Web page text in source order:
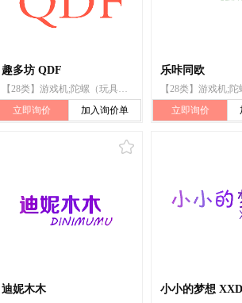
趣多坊 QDF
【28类】游戏机;陀螺（玩具）;国际象棋;羽毛球;锻炼身体器械;滑雪板;拳击手套;圣诞树架;钓鱼用具;遥控玩具汽车
立即询价
加入询价单
乐咔同欧
立即询价
迪妮木木 小小的梦想